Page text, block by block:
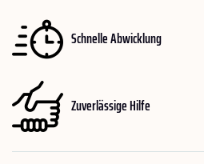
Schnelle Abwicklung
Zuverlässige Hilfe